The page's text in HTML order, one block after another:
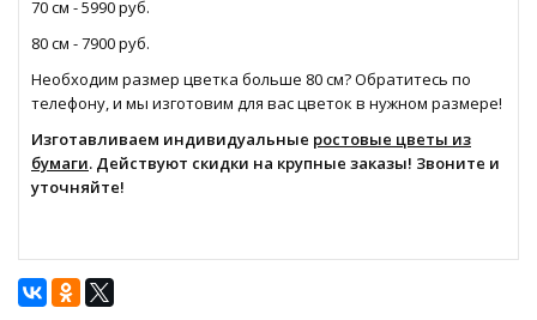
70 см - 5990 руб.
80 см - 7900 руб.
Необходим размер цветка больше 80 см? Обратитесь по
телефону, и мы изготовим для вас цветок в нужном размере!
Изготавливаем индивидуальные ростовые цветы из
бумаги. Действуют скидки на крупные заказы! Звоните и
уточняйте!